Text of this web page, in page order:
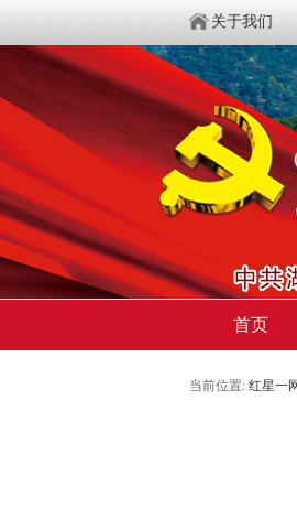
关于我们
首页
当前位置: 红星一